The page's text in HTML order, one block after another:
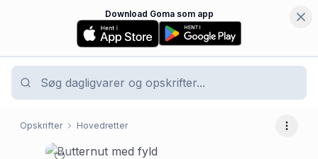
Download Goma som app
Opskrifter Hovedretter Flere